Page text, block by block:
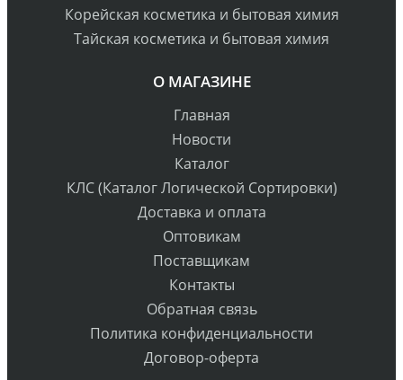
Корейская косметика и бытовая химия
Тайская косметика и бытовая химия
О МАГАЗИНЕ
Главная
Новости
Каталог
КЛС (Каталог Логической Сортировки)
Доставка и оплата
Оптовикам
Поставщикам
Контакты
Обратная связь
Политика конфиденциальности
Договор-оферта